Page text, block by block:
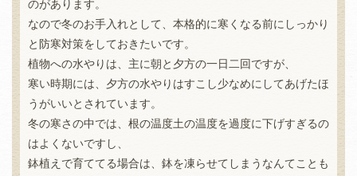
のがあります。
なので冬のお手入れとして、本格的に寒くなる前にしっかり
と防寒対策をしておきたいです。
植物への水やりは、主に朝と夕方の一日二回ですが、
寒い時期には、夕方の水やりはすこし少なめにしてあげたほ
うがいいとされています。
冬の寒さの中では、根の温度土の温度を過度に下げすぎるの
はよくないですし、
鉢植えで育ててる場合は、鉢を凍らせてしまうなんてことも